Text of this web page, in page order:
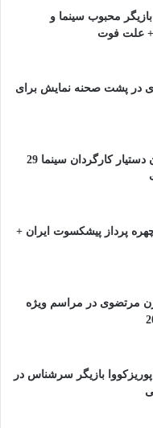
محبوب سینما و
در پشت صحنه نمایش برای
درگذشت رضا امینیان دستیار کارگردان سینما 29
پرداز پیشکسوت ایران +
مرتضوی در مراسم ویژه
پوریزکووا بازیگر سرشناس در